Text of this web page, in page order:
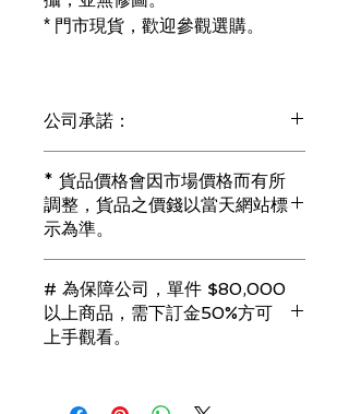
* 門市現貨，歡迎參觀選購。
公司承諾：
冇加色！冇化妝！
i) 所有已鑲玉器珠寶丶玉鐲丶擺件皆 奉
送 [香港翡翠鑑証書]
真鑽。
i) 成色足。冇鍍金！冇包金！冇假金！
3) 顧客所花費一分一毫全部都是珠寶本
身應有價值。
* 貨品價格會因市場價格而有所
調整，貨品之價錢以當天網站標
示為準。
# 為保障公司，單件 $80,000
以上商品，需下訂金50%方可
上手觀看。
（訂金只接受 現金 或 信用卡）